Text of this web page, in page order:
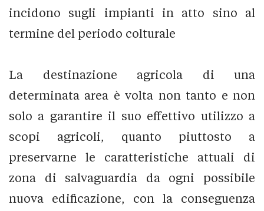
incidono sugli impianti in atto sino al
termine del periodo colturale
La destinazione agricola di una
determinata area è volta non tanto e non
solo a garantire il suo effettivo utilizzo a
scopi agricoli, quanto piuttosto a
preservarne le caratteristiche attuali di
zona di salvaguardia da ogni possibile
nuova edificazione, con la conseguenza